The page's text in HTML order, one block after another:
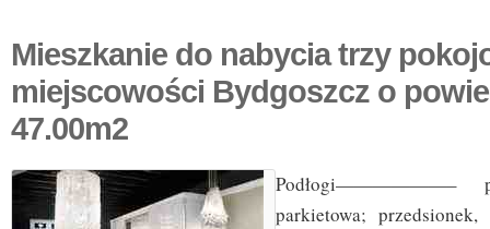
Mieszkanie do nabycia trzy
miejscowości Bydgoszcz o
47.00m2
Podłogi——————–
parkietowa;